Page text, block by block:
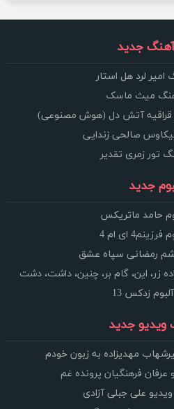
جدید
امیر لرد هل استار
میث ماسک
قراقیه آتش دل (هوش مصنوعی)
صالحی زندایی
تور زمری تقدیر
جدید
حامد ماتریکس
ای ام 4
رمضانی سپاه عشق
زر، این، گام بر، چنین، داشت، دشت
زدکس 13
ویدیو جدید
مهدیزاده به زبون خودم
عرفان فرهنگیان پرونده غم
علی جبلی آزادی